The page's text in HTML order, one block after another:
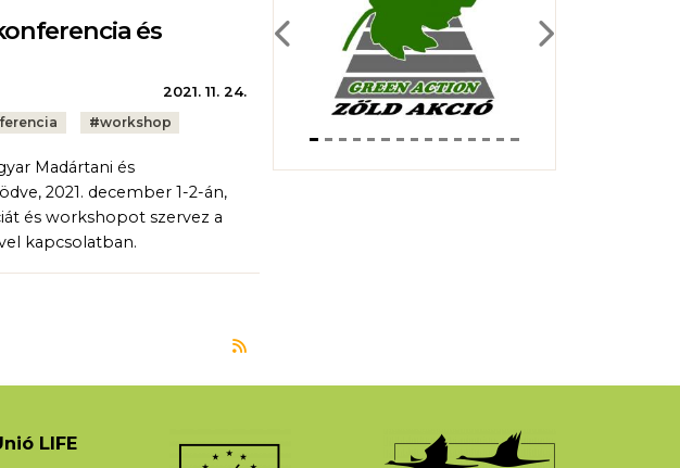
és
2021. 11. 24.
#workshop
Madártani és
2021. december 1-2-án,
és workshopot szervez a
kapcsolatban.
Feliratkozás a következőre: kerecsensólyom
Previous Next
LIFE